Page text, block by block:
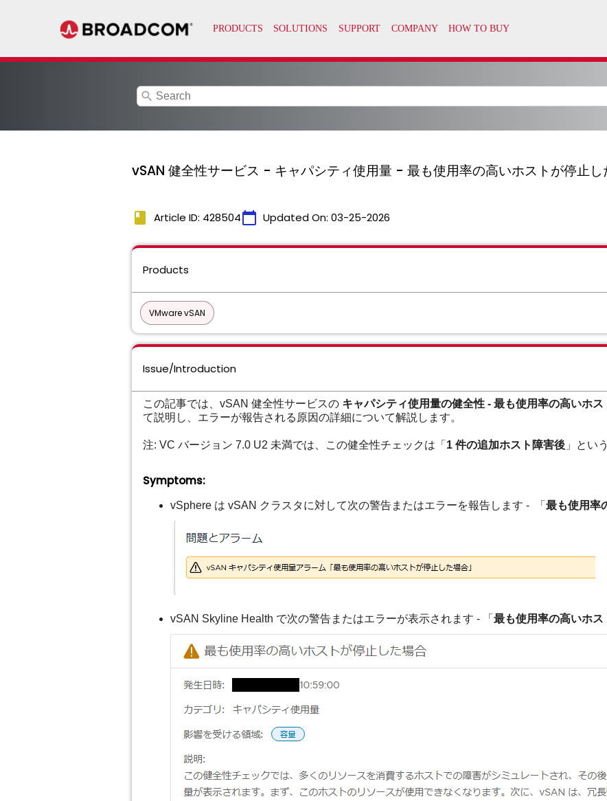
search
vSAN 健全性サービス - キャパシティ使用量 - 最も使用率の高いホストが停止し
book Article ID: 428504calendar_today Updated On: 03-25-2026
Products
VMware vSAN
Issue/Introduction
この記事では、vSAN 健全性サービスの キャパシティ使用量の健全性 - 最も使用率の高いホ
て説明し、エラーが報告される原因の詳細について解説します。
注: VC バージョン 7.0 U2 未満では、この健全性チェックは「 1 件の追加ホスト障害後 」とい
Symptoms:
vSphere は vSAN クラスタに対して次の警告またはエラーを報告します - 「 最も使用率
vSAN Skyline Health で次の警告またはエラーが表示されます - 「 最も使用率の高いホ